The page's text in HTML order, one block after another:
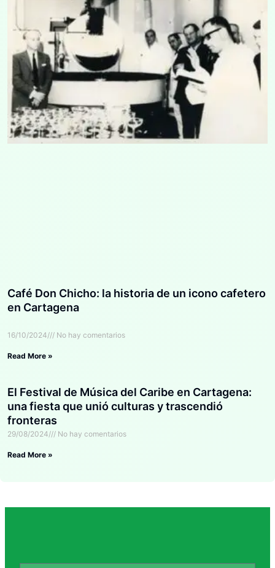
Café Don Chicho: la historia de un icono cafetero
en Cartagena
16/10/2024 No hay comentarios
Read More »
El Festival de Música del Caribe en Cartagena:
una fiesta que unió culturas y trascendió
fronteras
29/08/2024 No hay comentarios
Read More »